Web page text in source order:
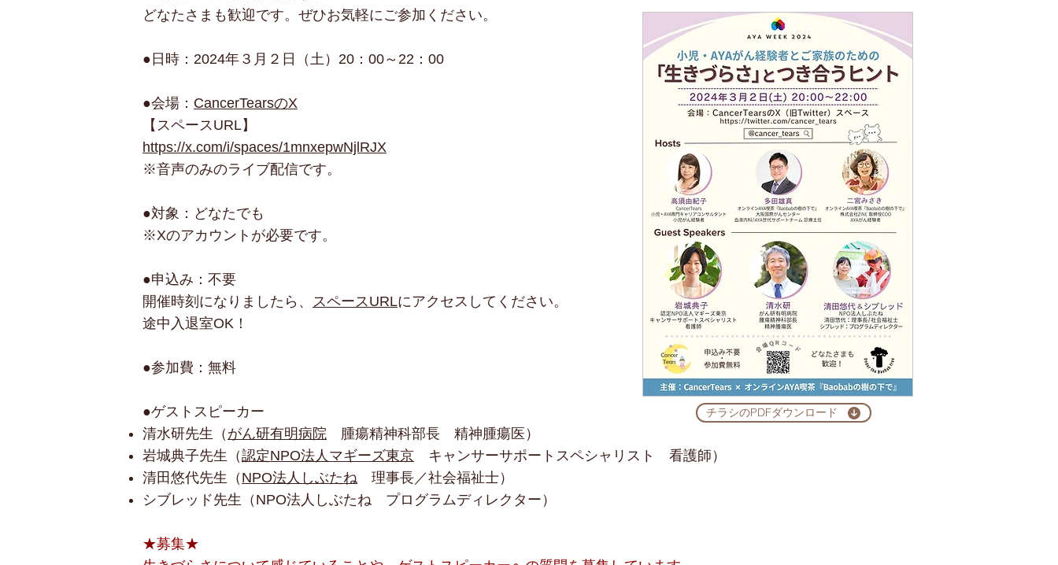
どなたさまも歓迎です。ぜひお気軽にご参加ください。
●日時：2024年３月２日（土）20：00～22：00
●会場： CancerTearsのX
【スペースURL】
https://x.com/i/spaces/1mnxepwNjlRJX
※音声のみのライブ配信です。
●対象：どなたでも
※Xのアカウントが必要です。
●申込み：不要
開催時刻になりましたら、 スペースURLにアクセスしてください。
途中入退室OK！
●参加費：無料
●ゲストスピーカー
清水研先生（ がん研有明病院 腫瘍精神科部長 精神腫瘍医）
岩城典子先生（認定NPO法人マギーズ東京
キャンサーサポートスペシャリスト 看護師）
清田悠代先生（ NPO法人しぶたね 理事長／社会福祉士）
シブレッド先生（NPO法人しぶたね プログラムディレクター）
★募集★
チラシのPDFダウンロード